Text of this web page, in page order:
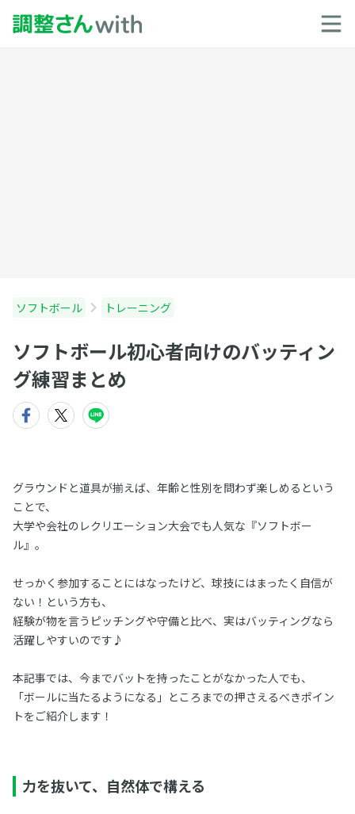
ソフトボール トレーニング
ソフトボール初心者向けのバッティン
グ練習まとめ
グラウンドと道具が揃えば、年齢と性別を問わず楽しめるという
ことで、
大学や会社のレクリエーション大会でも人気な『ソフトボー
ル』。
せっかく参加することにはなったけど、球技にはまったく自信が
ない！という方も、
経験が物を言うピッチングや守備と比べ、実はバッティングなら
活躍しやすいのです♪
本記事では、今までバットを持ったことがなかった人でも、
「ボールに当たるようになる」ところまでの押さえるべきポイン
トをご紹介します！
力を抜いて、自然体で構える